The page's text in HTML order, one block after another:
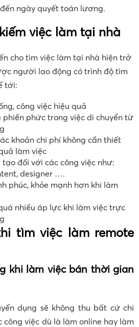
ngày quyết toán lương.
việc làm tại nhà
cho tìm việc làm tại nhà hiện trở
người lao động có trình độ tìm
tới:
công việc hiệu quả
phiền phức trong việc di chuyển từ
khoản chi phí không cần thiết
làm việc
đối với các công việc như:
designer ….
phúc, khỏe mạnh hơn khi làm
nhiều áp lực khi làm việc trực
tìm việc làm remote
khi làm việc bán thời gian
dụng sẽ không thu bất cứ chi
công việc dù là làm online hay làm